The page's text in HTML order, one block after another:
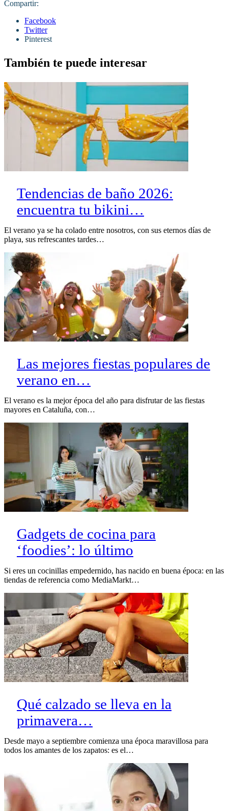
Compartir:
Facebook
Twitter
Pinterest
También te puede interesar
Tendencias de baño 2026:
encuentra tu bikini…
El verano ya se ha colado entre nosotros, con sus eternos días de
playa, sus refrescantes tardes…
Las mejores fiestas populares de
verano en…
El verano es la mejor época del año para disfrutar de las fiestas
mayores en Cataluña, con…
Gadgets de cocina para
‘foodies’: lo último
Si eres un cocinillas empedernido, has nacido en buena época: en las
tiendas de referencia como MediaMarkt…
Qué calzado se lleva en la
primavera…
Desde mayo a septiembre comienza una época maravillosa para
todos los amantes de los zapatos: es el…